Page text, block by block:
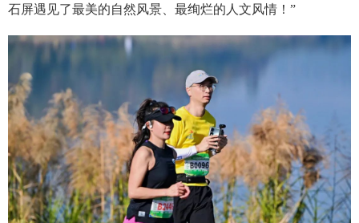
石屏遇见了最美的自然风景、最绚烂的人文风情！”